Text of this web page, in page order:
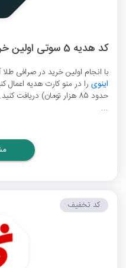
کد هدیه 5 سوتی اولین خرید اینوی
با انجام اولین خرید در صرافی
اینوی
حدود 85 هزار تومان)
...
کد تخفیف